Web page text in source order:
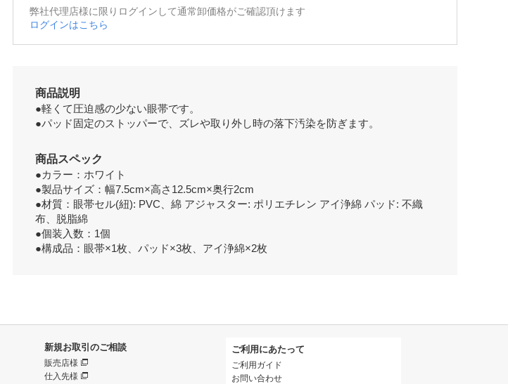
弊社代理店様に限りログインして通常卸価格がご確認頂けます
ログインはこちら
商品説明
●軽くて圧迫感の少ない眼帯です。
●パッド固定のストッパーで、ズレや取り外し時の落下汚染を防ぎます。
商品スペック
●カラー：ホワイト
●製品サイズ：幅7.5cm×高さ12.5cm×奥行2cm
●材質：眼帯セル(紐): PVC、綿 アジャスター: ポリエチレン アイ浄綿 パッド: 不織
布、脱脂綿
●個装入数：1個
●構成品：眼帯×1枚、パッド×3枚、アイ浄綿×2枚
新規お取引のご相談
販売店様
仕入先様
ご利用にあたって
ご利用ガイド
お問い合わせ